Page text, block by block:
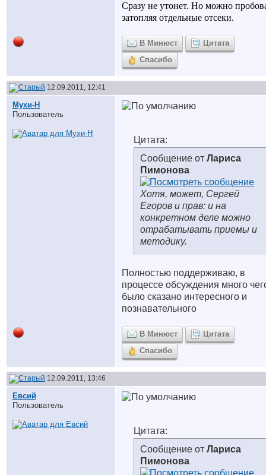
Сразу не утонет. Но можно
затопляя отдельные отсеки.
В Минюст
Цитата
Спасибо
12.09.2011, 12:41
Мухи-Н
Пользователь
Цитата:
Сообщение от Лариса
Пимонова
Хотя, может, Сергей
Егоров и прав: и на
конкретном деле можно
отрабатывать приемы и
методику.
Полностью поддерживаю, в
процессе обсуждения много
было сказано интересного и
познавательного
В Минюст
Цитата
Спасибо
12.09.2011, 13:46
Евсий
Пользователь
Цитата:
Сообщение от Лариса
Пимонова